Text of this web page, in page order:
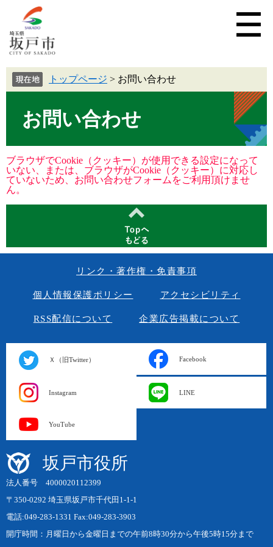
トップページ > お問い合わせ
お問い合わせ
ブラウザでCookie（クッキー）が使用できる設定になって
いない、または、ブラウザがCookie（クッキー）に対応し
ていないため、お問い合わせフォームをご利用頂けませ
ん。
リンク・著作権・免責事項
個人情報保護ポリシー アクセシビリティ
RSS配信について 企業広告掲載について
Ｘ（旧Twitter） Facebook
Instagram LINE
YouTube
坂戸市役所
法人番号 4000020112399
〒350-0292 埼玉県坂戸市千代田1-1-1
電話:049-283-1331 Fax:049-283-3903
開庁時間：月曜日から金曜日までの午前8時30分から午後5時15分まで